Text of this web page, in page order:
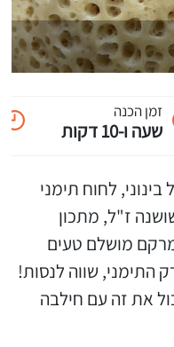
זמן הכנה
שעה ו-10 דקות
בגודל בינוני, לחוח תימני
ז"ל, מתכון
מושלם טעים
התימני, שווה לנסות!
את זה עם חילבה